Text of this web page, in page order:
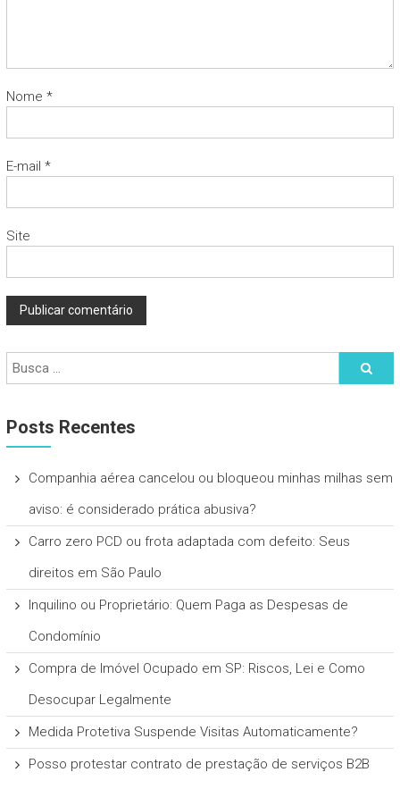
Nome *
E-mail *
Site
Posts Recentes
Companhia aérea cancelou ou bloqueou minhas milhas sem
aviso: é considerado prática abusiva?
Carro zero PCD ou frota adaptada com defeito: Seus
direitos em São Paulo
Inquilino ou Proprietário: Quem Paga as Despesas de
Condomínio
Compra de Imóvel Ocupado em SP: Riscos, Lei e Como
Desocupar Legalmente
Medida Protetiva Suspende Visitas Automaticamente?
Posso protestar contrato de prestação de serviços B2B